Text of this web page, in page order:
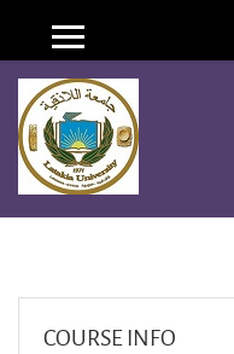
Skip to main content
Side panel
COURSE INFO